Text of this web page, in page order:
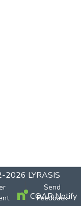
2026 LYRASIS
Send
Feedback
COAR Notify